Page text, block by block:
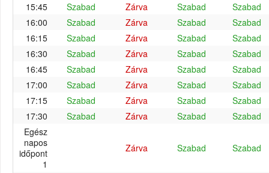
15:45
Szabad Zárva Szabad
Szabad
16:00
Szabad Zárva Szabad
Szabad
16:15
Szabad Zárva Szabad
Szabad
16:30
Szabad Zárva Szabad
Szabad
16:45
Szabad Zárva Szabad
Szabad
17:00
Szabad Zárva Szabad
Szabad
17:15
Szabad Zárva Szabad
Szabad
17:30
Szabad Zárva Szabad
Szabad
Egész
napos
időpont
1
Zárva Szabad Szabad